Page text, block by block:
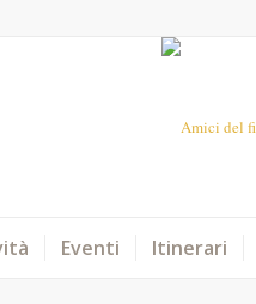
Eventi Itinerari